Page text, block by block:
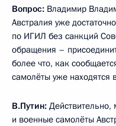
Вопрос: Владимир
Австралия уже
по ИГИЛ без санкций
обращения –
более что, как
самолёты уже находятся
В.Путин: Действительно,
и военные самолёты